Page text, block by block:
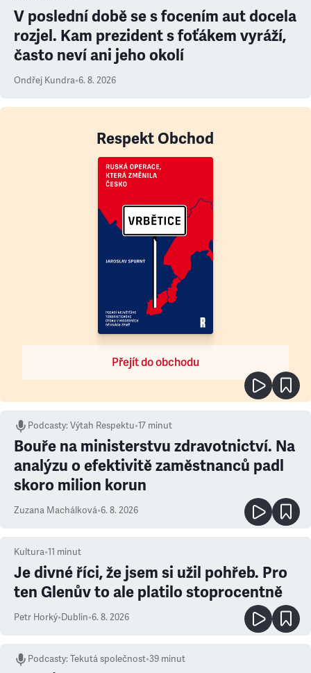
V poslední době se s focením aut docela
rozjel. Kam prezident s foťákem vyráží,
často neví ani jeho okolí
Ondřej Kundra•6. 8. 2026
Respekt Obchod
Přejít do obchodu
Podcasty:Výtah Respektu•17 minut
Bouře na ministerstvu zdravotnictví. Na
analýzu o efektivitě zaměstnanců padl
skoro milion korun
Zuzana Machálková•6. 8. 2026
Kultura•11 minut
Je divné říci, že jsem si užil pohřeb. Pro
ten Glenův to ale platilo stoprocentně
Petr Horký•Dublin•6. 8. 2026
Podcasty:Tekutá společnost•39 minut